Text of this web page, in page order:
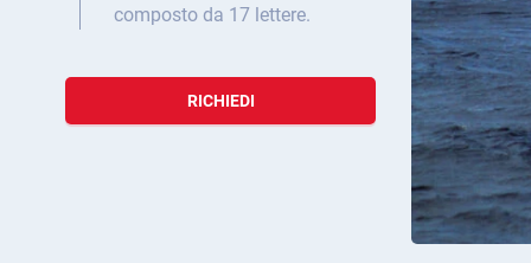
composto da 17 lettere.
RICHIEDI